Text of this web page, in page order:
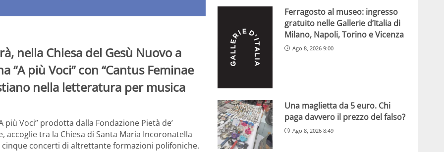
nella Chiesa del Gesù Nuovo a
“A più Voci” con “Cantus Feminae
nella letteratura per musica
più Voci” prodotta dalla Fondazione Pietà de’
accoglie tra la Chiesa di Santa Maria Incoronatella
cinque concerti di altrettante formazioni polifoniche.
Ferragosto al museo: ingresso
gratuito nelle Gallerie d’Italia di
Milano, Napoli, Torino e Vicenza
Ago 8, 2026 9:00
Una maglietta da 5 euro. Chi
paga davvero il prezzo del falso?
Ago 8, 2026 8:49